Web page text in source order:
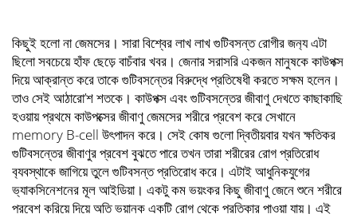
কিছুই হলো না জেমসের। সারা বিশ্বের লাখ লাখ গুটিবসন্ত রোগীর জন‍্য এটা
ছিলো সবচেয়ে হাঁফ ছেড়ে বাচঁবার খবর। জেনার সরাসরি একজন মানুষকে কাউপক্স
দিয়ে আক্রান্ত করে তাকে গুটিবসন্তের বিরুদ্ধে প্রতিষেধী করতে সক্ষম হলেন।
তাও সেই আঠারো’শ শতকে। কাউপক্স এবং গুটিবসন্তের জীবাণু দেখতে কাছাকাছি
হওয়ায় প্রথমে কাউপক্সের জীবাণু জেমসের শরীরে প্রবেশ করে সেখানে
memory B-cell উৎপাদন করে। সেই কোষ গুলো দ্বিতীয়বার যখন ক্ষতিকর
গুটিবসন্তের জীবাণুর প্রবেশ বুঝতে পারে তখন তারা শরীরের রোগ প্রতিরোধ
ব‍্যবস্থাকে জাগিয়ে তুলে গুটিবসন্ত প্রতিরোধ করে। এটাই আধুনিকযুগের
ভ‍্যাকসিনেশনের মূল আইডিয়া। একটু কম ভয়ংকর কিছু জীবাণু জেনে শুনে শরীরে
প্রবেশ করিয়ে দিয়ে অতি ভয়ানক একটি রোগ থেকে প্রতিকার পাওয়া যায়। এই